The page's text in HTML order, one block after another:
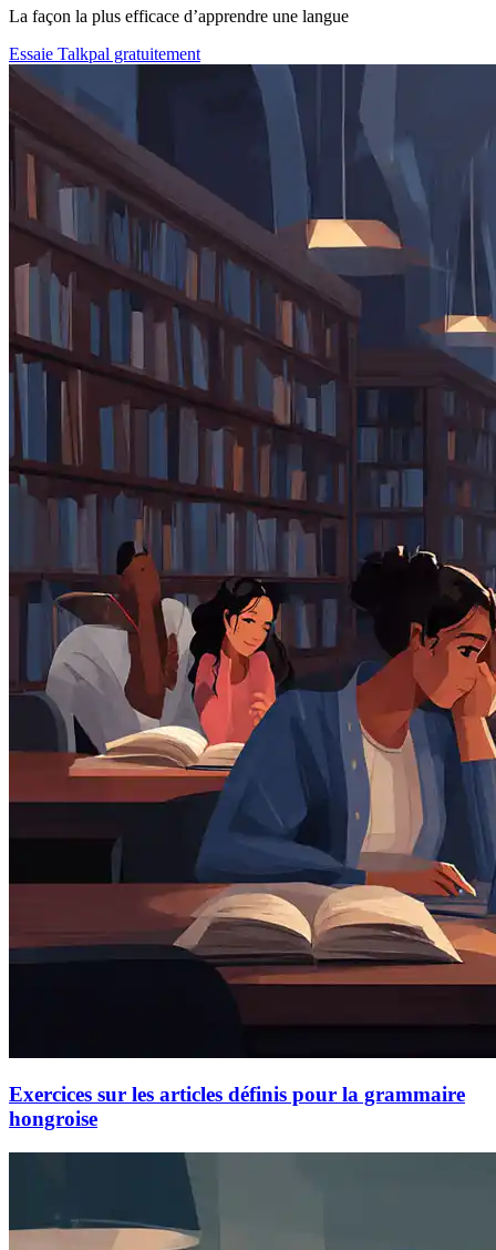
La façon la plus efficace d’apprendre une langue
Essaie Talkpal gratuitement
Exercices sur les articles définis pour la grammaire
hongroise